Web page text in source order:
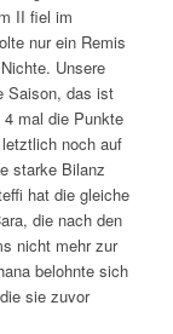
II fiel im
nur ein Remis
Unsere
Saison, das ist
mal die Punkte
noch auf
starke Bilanz
hat die gleiche
die nach den
nicht mehr zur
belohnte sich
sie zuvor